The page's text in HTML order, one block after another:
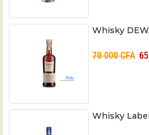
Whisky
70 000CFA
Whisky